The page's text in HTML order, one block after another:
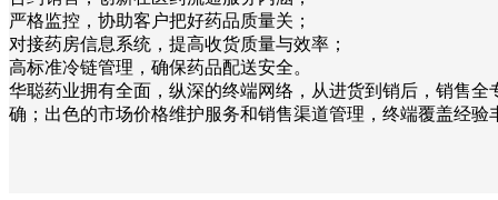
外用药
保健
严格监控，协助客户把好药品质量关；
对接药房信息系统，提高收货质量与效率；
高标准冷链管理，确保药品配送安全。
华聪药业拥有全面，纵深的终端网络，从进货到销后，销售
确；出色的市场价格维护服务和销售渠道管理，终端覆盖经